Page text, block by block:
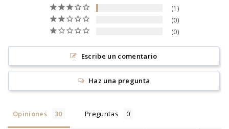
1
0
0
Escribe un comentario
Haz una pregunta
Opiniones Preguntas